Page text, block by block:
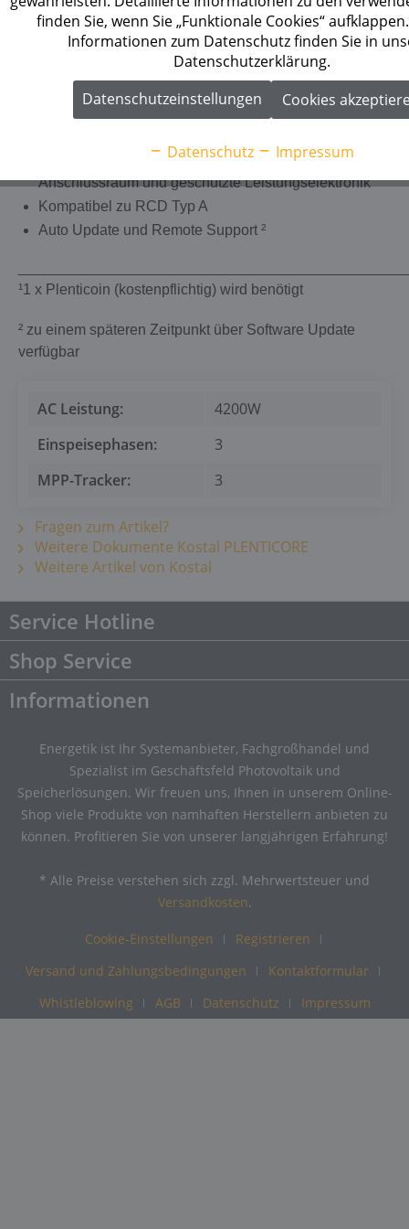
Energiequellen
Einfache Gerätekonfiguration über Inbetriebnahme-
Sichere Installation durch übersichtlichen separaten
Anschlussraum und geschützte Leistungselektronik
Kompatibel zu RCD Typ A
Auto Update und Remote Support ²
¹1 x Plenticoin (kostenpflichtig) wird benötigt
² zu einem späteren Zeitpunkt über Software Update
verfügbar
AC Leistung:
4200W
Einspeisephasen:
3
MPP-Tracker:
3
Fragen zum Artikel?
Weitere Dokumente Kostal PLENTICORE
Weitere Artikel von Kostal
Service Hotline
Shop Service
Informationen
Energetik ist Ihr Systemanbieter, Fachgroßhandel und
Spezialist im Geschäftsfeld Photovoltaik und
Speicherlösungen. Wir freuen uns, Ihnen in unserem Online-
Shop viele Produkte von namhaften Herstellern anbieten zu
können. Profitieren Sie von unserer langjährigen Erfahrung!
* Alle Preise verstehen sich zzgl. Mehrwertsteuer und
Versandkosten.
Cookie-Einstellungen
Registrieren
Versand und Zahlungsbedingungen
Kontaktformular
Whistleblowing
AGB Datenschutz Impressum
finden Sie, wenn Sie „Funktionale Cookies“
Informationen zum Datenschutz finden Sie in
Datenschutzerklärung.
Datenschutzeinstellungen
Cookies
Datenschutz Impressum